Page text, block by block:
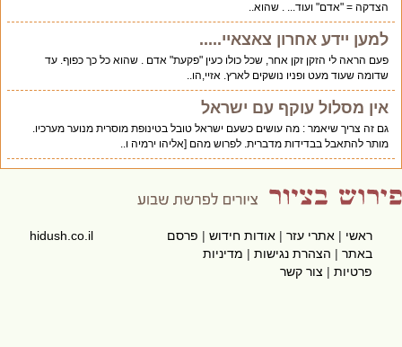
הצדקה = "אדם" ועוד... . שהוא..
למען יידע אחרון צאצאיי.....
פעם הראה לי הזקן זקן אחר, שכל כולו כעין "פקעת" אדם . שהוא כל כך כפוף. עד
שדומה שעוד מעט ופניו נושקים לארץ. אזיי,הו..
אין מסלול עוקף עם ישראל
גם זה צריך שיאמר : מה עושים כשעם ישראל טובל בטינופת מוסרית מנוער מערכיו.
מותר להתאבל בבדידות מדברית. לפרוש מהם [אליהו ירמיה ו..
ראשי|אתרי עזר|אודות חידוש|פרסם
באתר|הצהרת נגישות|מדיניות
פרטיות|צור קשר
hidush.co.il